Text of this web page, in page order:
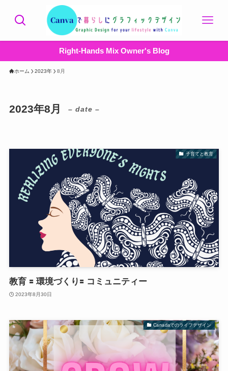
Right-Hands Mix Owner's Blog
ホーム 2023年 8月
2023年8月 – date –
子育てと教育
教育 🟰 環境づくり🟰 コミュニティー
2023年8月30日
Canadaでのライフデザイン